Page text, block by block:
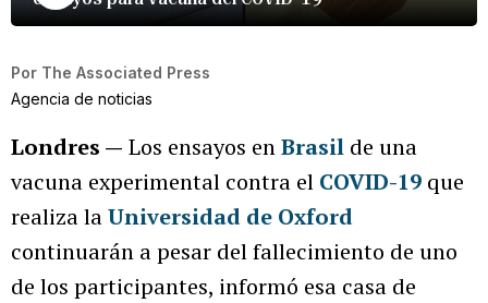
Por The Associated Press
Agencia de noticias
Londres — Los ensayos enBrasil de una
vacuna experimental contra el COVID-19 que
realiza laUniversidad de Oxford
continuarán a pesar del fallecimiento de uno
de los participantes, informó esa casa de